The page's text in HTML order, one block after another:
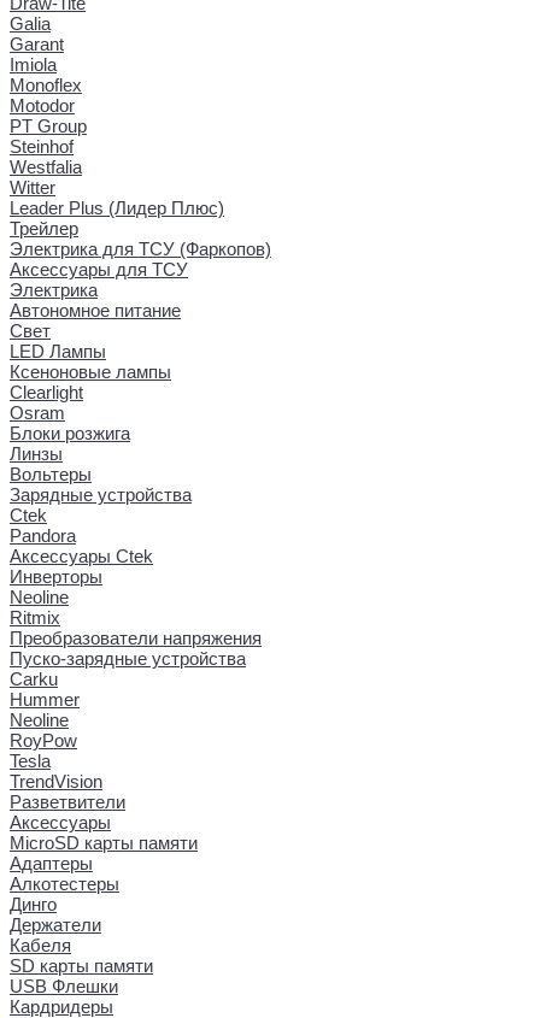
Galia
Garant
Imiola
Monoflex
Motodor
PT Group
Steinhof
Westfalia
Witter
Leader Plus (Лидер Плюс)
Трейлер
Электрика для ТСУ (Фаркопов)
Аксессуары для ТСУ
Электрика
Автономное питание
Свет
LED Лампы
Ксеноновые лампы
Clearlight
Osram
Блоки розжига
Линзы
Вольтеры
Зарядные устройства
Ctek
Pandora
Аксессуары Ctek
Инверторы
Neoline
Ritmix
Преобразователи напряжения
Пуско-зарядные устройства
Carku
Hummer
Neoline
RoyPow
Tesla
TrendVision
Разветвители
Аксессуары
MicroSD карты памяти
Адаптеры
Алкотестеры
Динго
Держатели
Кабеля
SD карты памяти
USB Флешки
Кардридеры